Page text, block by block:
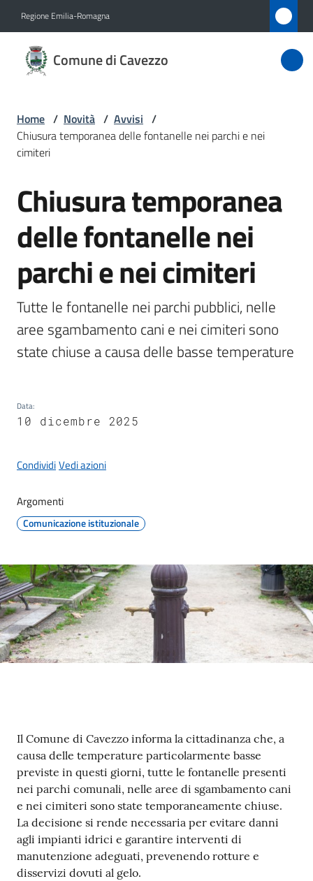
Regione Emilia-Romagna
Comune di Cavezzo
di
Amministrazione
Novità
Menu selezionato
Servizi
Vivere
Cavezzo
Cavezzo
telematico
SUE
gli
argomenti...
Seguici
su
Home / Novità / Avvisi /
Chiusura temporanea delle fontanelle nei parchi e nei
cimiteri
Salta al contenuto
Chiusura temporanea
delle fontanelle nei
parchi e nei cimiteri
Tutte le fontanelle nei parchi pubblici, nelle
aree sgambamento cani e nei cimiteri sono
state chiuse a causa delle basse temperature
Data:
10 dicembre 2025
CondividiVedi azioni
Argomenti
Comunicazione istituzionale
Contenuto
Il Comune di Cavezzo informa la cittadinanza che, a
causa delle temperature particolarmente basse
previste in questi giorni, tutte le fontanelle presenti
nei parchi comunali, nelle aree di sgambamento cani
e nei cimiteri sono state temporaneamente chiuse.
La decisione si rende necessaria per evitare danni
agli impianti idrici e garantire interventi di
manutenzione adeguati, prevenendo rotture e
disservizi dovuti al gelo.